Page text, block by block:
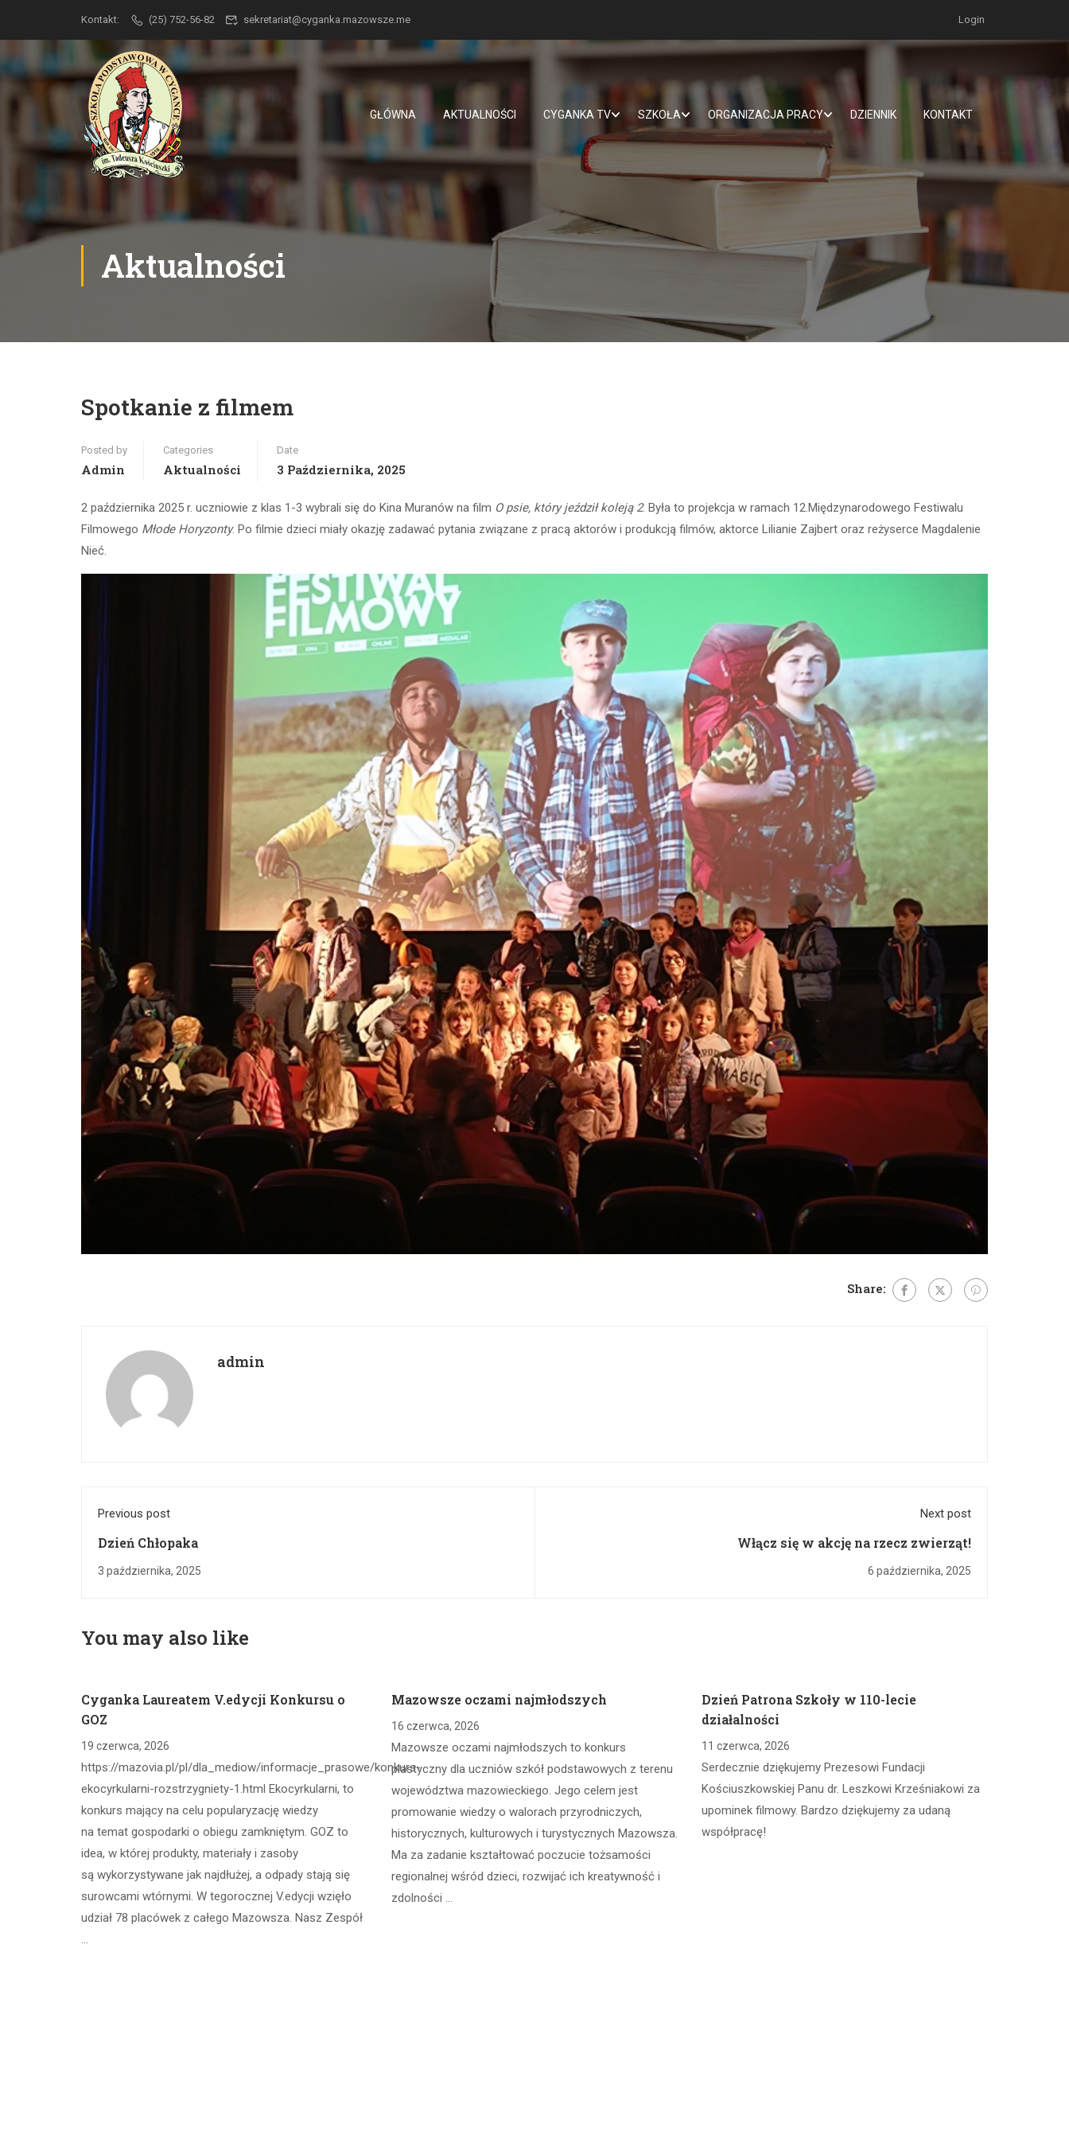
Kontakt: (25) 752-56-82 sekretariat@cyganka.mazowsze.me Login
GŁÓWNA AKTUALNOŚCI CYGANKA TV SZKOŁA ORGANIZACJA PRACY DZIENNIK KONTAKT
Aktualności
Spotkanie z filmem
Posted by
Admin
Categories
Aktualności
Date
3 Października, 2025
2 października 2025 r. uczniowie z klas 1-3 wybrali się do Kina Muranów na film O psie, który jeździł koleją 2. Była to projekcja w ramach 12.Międzynarodowego Festiwalu
Filmowego Młode Horyzonty. Po filmie dzieci miały okazję zadawać pytania związane z pracą aktorów i produkcją filmów, aktorce Lilianie Zajbert oraz reżyserce Magdalenie
Nieć.
Share:
admin
Previous post
Dzień Chłopaka
3 października, 2025
Next post
Włącz się w akcję na rzecz zwierząt!
6 października, 2025
You may also like
Cyganka Laureatem V.edycji Konkursu o
GOZ
19 czerwca, 2026
https://mazovia.pl/pl/dla_mediow/informacje_prasowe/konkurs-
ekocyrkularni-rozstrzygniety-1.html Ekocyrkularni, to
konkurs mający na celu popularyzację wiedzy
na temat gospodarki o obiegu zamkniętym. GOZ to
idea, w której produkty, materiały i zasoby
są wykorzystywane jak najdłużej, a odpady stają się
surowcami wtórnymi. W tegorocznej V.edycji wzięło
udział 78 placówek z całego Mazowsza. Nasz Zespół
…
Mazowsze oczami najmłodszych
16 czerwca, 2026
Mazowsze oczami najmłodszych to konkurs
plastyczny dla uczniów szkół podstawowych z terenu
województwa mazowieckiego. Jego celem jest
promowanie wiedzy o walorach przyrodniczych,
historycznych, kulturowych i turystycznych Mazowsza.
Ma za zadanie kształtować poczucie tożsamości
regionalnej wśród dzieci, rozwijać ich kreatywność i
zdolności …
Dzień Patrona Szkoły w 110-lecie
działalności
11 czerwca, 2026
Serdecznie dziękujemy Prezesowi Fundacji
Kościuszkowskiej Panu dr. Leszkowi Krześniakowi za
upominek filmowy. Bardzo dziękujemy za udaną
współpracę!